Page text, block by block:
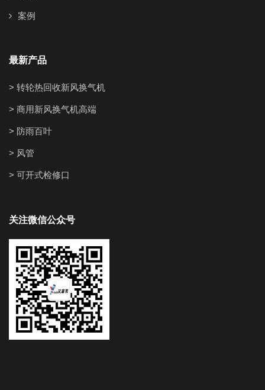
案例
最新产品
> 转轮热回收新风换气机
> 商用新风换气机高端
> 防雨百叶
> 风管
> 可开式检修口
关注微信公众号